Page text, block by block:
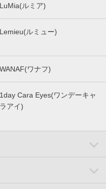
LuMia(ルミア)
Lemieu(ルミュー)
WANAF(ワナフ)
1day Cara Eyes(ワンデーキャ
ラアイ)